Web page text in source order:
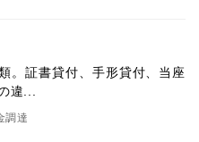
。証書貸付、手形貸付、当座
違...
調達